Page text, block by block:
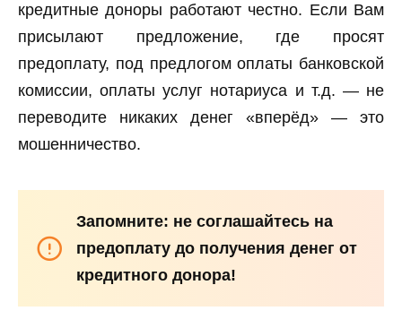
кредитные доноры работают честно. Если Вам
присылают предложение, где просят
предоплату, под предлогом оплаты банковской
комиссии, оплаты услуг нотариуса и т.д. — не
переводите никаких денег «вперёд» — это
мошенничество.
Запомните: не соглашайтесь на
предоплату до получения денег от
кредитного донора!